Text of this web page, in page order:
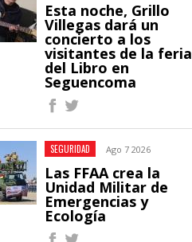
Esta noche, Grillo
Villegas dará un
concierto a los
visitantes de la feria
del Libro en
Seguencoma
SEGURIDAD Ago 7 2026
Las FFAA crea la
Unidad Militar de
Emergencias y
Ecología